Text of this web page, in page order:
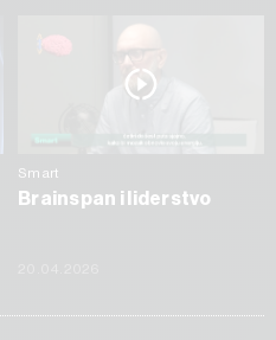
Smart
Brainspan i liderstvo